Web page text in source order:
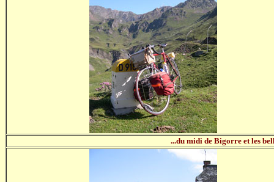
...du midi de Bigorre et les